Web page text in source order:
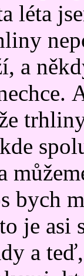
léta
a
bych
je asi
a